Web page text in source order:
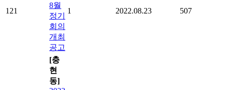
121
8월
정기
회의
개최
공고
1 2022.08.23 507
[충
현
동]